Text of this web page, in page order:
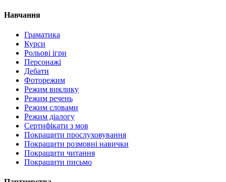
Навчання
Граматика
Курси
Рольові ігри
Персонажі
Дебати
Фоторежим
Режим виклику
Режим речень
Режим словами
Режим діалогу
Сертифікати з мов
Покращити прослуховування
Покращити розмовні навички
Покращити читання
Покращити письмо